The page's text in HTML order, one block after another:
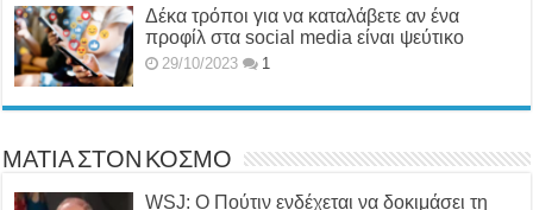
Δέκα τρόποι για να καταλάβετε αν ένα
προφίλ στα social media είναι ψεύτικο
29/10/2023 1
ΜΑΤΙΑ ΣΤΟΝ ΚΟΣΜΟ
WSJ: Ο Πούτιν ενδέχεται να δοκιμάσει τη